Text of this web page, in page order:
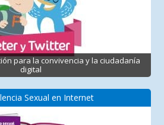
para la convivencia y la ciudadanía
digital
Sexual en Internet